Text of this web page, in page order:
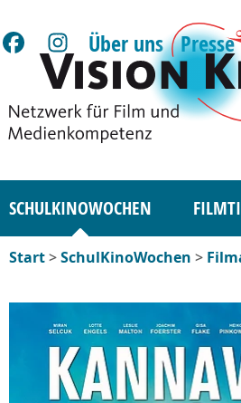
Über uns Presse
SCHULKINOWOCHEN
Start>SchulKinoWochen >